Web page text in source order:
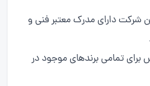
شرکت دارای مدرک معتبر فنی و
تمامی برندهای موجود در